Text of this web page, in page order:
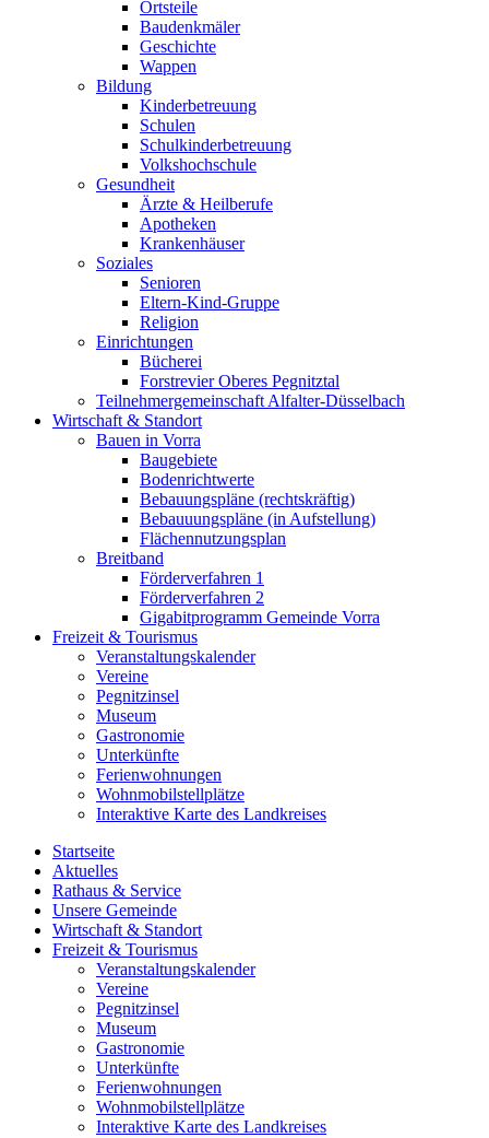
Ortsteile
Baudenkmäler
Geschichte
Wappen
Bildung
Kinderbetreuung
Schulen
Schulkinderbetreuung
Volkshochschule
Gesundheit
Ärzte & Heilberufe
Apotheken
Krankenhäuser
Soziales
Senioren
Eltern-Kind-Gruppe
Religion
Einrichtungen
Bücherei
Forstrevier Oberes Pegnitztal
Teilnehmergemeinschaft Alfalter-Düsselbach
Wirtschaft & Standort
Bauen in Vorra
Baugebiete
Bodenrichtwerte
Bebauungspläne (rechtskräftig)
Bebauuungspläne (in Aufstellung)
Flächennutzungsplan
Breitband
Förderverfahren 1
Förderverfahren 2
Gigabitprogramm Gemeinde Vorra
Freizeit & Tourismus
Veranstaltungskalender
Vereine
Pegnitzinsel
Museum
Gastronomie
Unterkünfte
Ferienwohnungen
Wohnmobilstellplätze
Interaktive Karte des Landkreises
Startseite
Aktuelles
Rathaus & Service
Unsere Gemeinde
Wirtschaft & Standort
Freizeit & Tourismus
Veranstaltungskalender
Vereine
Pegnitzinsel
Museum
Gastronomie
Unterkünfte
Ferienwohnungen
Wohnmobilstellplätze
Interaktive Karte des Landkreises